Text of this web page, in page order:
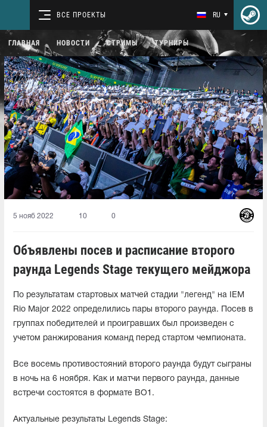
ВСЕ ПРОЕКТЫ RU
ГЛАВНАЯ НОВОСТИ СТРИМЫ ТУРНИРЫ
5 нояб 2022 10 0
Объявлены посев и расписание второго
раунда Legends Stage текущего мейджора
По результатам стартовых матчей стадии "легенд" на IEM
Rio Major 2022 определились пары второго раунда. Посев в
группах победителей и проигравших был произведен с
учетом ранжирования команд перед стартом чемпионата.
Все восемь противостояний второго раунда будут сыграны
в ночь на 6 ноября. Как и матчи первого раунда, данные
встречи состоятся в формате BO1.
Актуальные результаты Legends Stage: